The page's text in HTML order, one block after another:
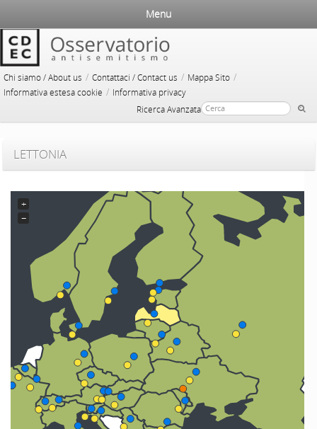
Chi siamo / About us / Contattaci / Contact us / Mappa Sito /
Informativa estesa cookie / Informativa privacy
Ricerca Avanzata
Menu
LETTONIA
+
−